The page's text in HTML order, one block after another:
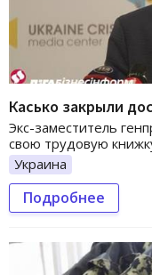
Касько закрыли
Экс-заместитель
свою трудовую
Украина
Подробнее